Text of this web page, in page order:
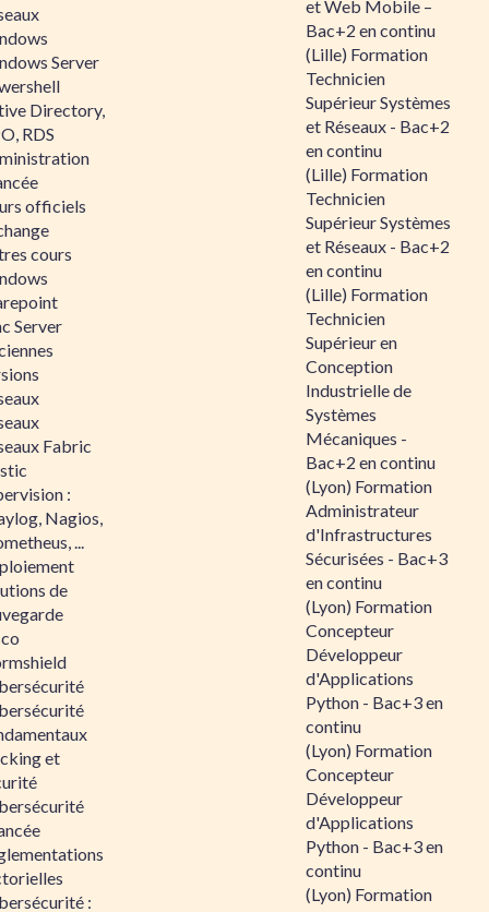
Server
Directory,
RDS
officiels
cours
Server
Fabric
:
Nagios,
...
de
et
:
et Web Mobile –
Bac+2 en continu
(Lille) Formation
Technicien
Supérieur Systèmes
et Réseaux - Bac+2
en continu
(Lille) Formation
Technicien
Supérieur Systèmes
et Réseaux - Bac+2
en continu
(Lille) Formation
Technicien
Supérieur en
Conception
Industrielle de
Systèmes
Mécaniques -
Bac+2 en continu
(Lyon) Formation
Administrateur
d'Infrastructures
Sécurisées - Bac+3
en continu
(Lyon) Formation
Concepteur
Développeur
d'Applications
Python - Bac+3 en
continu
(Lyon) Formation
Concepteur
Développeur
d'Applications
Python - Bac+3 en
continu
(Lyon) Formation